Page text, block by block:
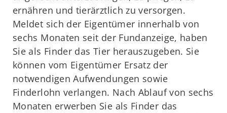
ernähren und tierärztlich zu versorgen.
Meldet sich der Eigentümer innerhalb von
sechs Monaten seit der Fundanzeige, haben
Sie als Finder das Tier herauszugeben. Sie
können vom Eigentümer Ersatz der
notwendigen Aufwendungen sowie
Finderlohn verlangen. Nach Ablauf von sechs
Monaten erwerben Sie als Finder das